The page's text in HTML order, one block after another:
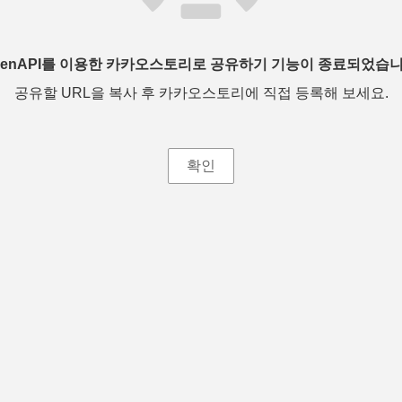
를 이용한 카카오스토리로 공유하기 기능이 종료되었습
공유할 URL을 복사 후 카카오스토리에 직접 등록해 보세요.
확인